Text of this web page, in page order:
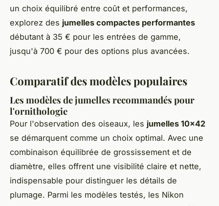
un choix équilibré entre coût et performances,
explorez des jumelles compactes performantes
débutant à 35 € pour les entrées de gamme,
jusqu'à 700 € pour des options plus avancées.
Comparatif des modèles populaires
Les modèles de jumelles recommandés pour
l'ornithologie
Pour l'observation des oiseaux, les jumelles 10x42
se démarquent comme un choix optimal. Avec une
combinaison équilibrée de grossissement et de
diamètre, elles offrent une visibilité claire et nette,
indispensable pour distinguer les détails de
plumage. Parmi les modèles testés, les Nikon